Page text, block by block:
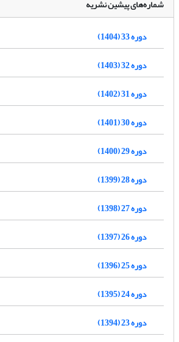
شماره‌های پیشین نشریه
دوره 33 (1404)
دوره 32 (1403)
دوره 31 (1402)
دوره 30 (1401)
دوره 29 (1400)
دوره 28 (1399)
دوره 27 (1398)
دوره 26 (1397)
دوره 25 (1396)
دوره 24 (1395)
دوره 23 (1394)